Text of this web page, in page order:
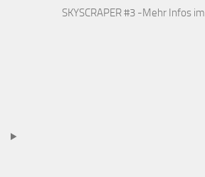
SKYSCRAPER #3 -Mehr Infos im